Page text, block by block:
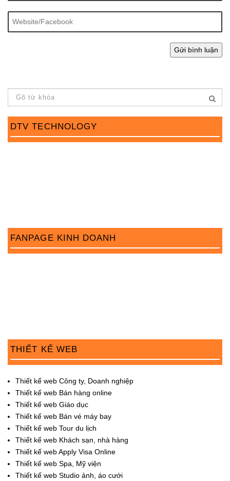
DTV TECHNOLOGY
FANPAGE KINH DOANH
THIẾT KẾ WEB
Thiết kế web Công ty, Doanh nghiệp
Thiết kế web Bán hàng online
Thiết kế web Giáo dục
Thiết kế web Bán vé máy bay
Thiết kế web Tour du lịch
Thiết kế web Khách sạn, nhà hàng
Thiết kế web Apply Visa Online
Thiết kế web Spa, Mỹ viện
Thiết kế web Studio ảnh, áo cưới